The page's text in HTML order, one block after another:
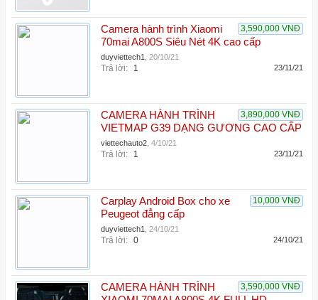
3,590,000 VNĐ
Camera hành trình Xiaomi
70mai A800S Siêu Nét 4K cao cấp
duyviettech1 20/10/21
Trả lời: 1 23/11/21
3,890,000 VNĐ
CAMERA HÀNH TRÌNH
VIETMAP G39 DẠNG GƯƠNG CAO CẤP
viettechauto2 4/10/21
Trả lời: 1 23/11/21
10,000 VNĐ
Carplay Android Box cho xe
Peugeot đẳng cấp
duyviettech1 24/10/21
Trả lời: 0 24/10/21
3,590,000 VNĐ
CAMERA HÀNH TRÌNH